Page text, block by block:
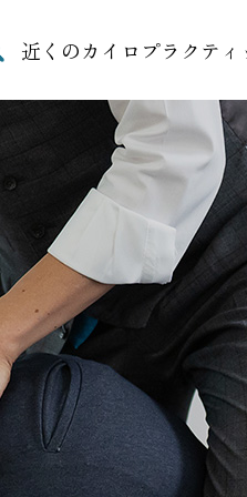
近くのカイロプラクティ